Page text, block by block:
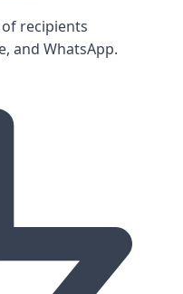
recipients
and WhatsApp.